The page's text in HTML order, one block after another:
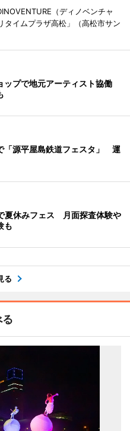
（ディノベンチャ
タイムプラザ高松」（高松市サン
ップで地元アーティスト協働
「源平屋島鉄道フェスタ」 運
夏休みフェス 月面探査体験や
も
る